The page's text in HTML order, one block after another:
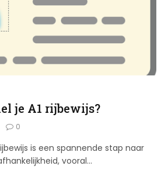
je A1 rijbewijs?
0
is een spannende stap naar
vooral…